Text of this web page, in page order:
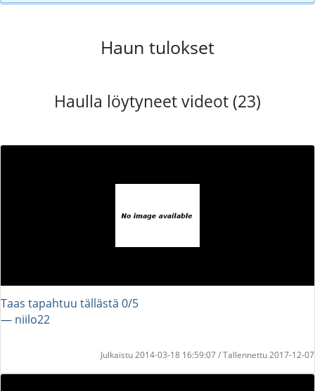
Haun tulokset
Haulla löytyneet videot (23)
Taas tapahtuu tällästä 0/5
― niilo22
Julkaistu 2014-03-18 16:59:07 / Tallennettu 2017-12-07